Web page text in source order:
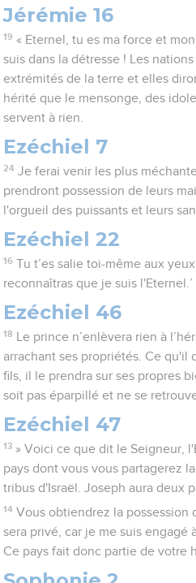
Jérémie 16
19 « Eternel, tu es ma force et
suis dans la détresse ! Les
extrémités de la terre et elles
hérité que le mensonge, des
servent à rien.
Ezéchiel 7
24 Je ferai venir les plus
prendront possession de leurs
l'orgueil des puissants et leurs
Ezéchiel 22
16 Tu t’es salie toi-même aux
reconnaîtras que je suis l'Eternel.’
Ezéchiel 46
18
Le prince n’enlèvera rien à
arrachant ses propriétés. Ce qu'il
fils, il le prendra sur ses propres
soit pas éparpillé et ne se
Ezéchiel 47
13 » Voici ce que dit le Seigneur,
pays dont vous vous partagerez
tribus d'Israël. Joseph aura deux
14 Vous obtiendrez la possession
sera privé, car je me suis engagé
Ce pays fait donc partie de votre